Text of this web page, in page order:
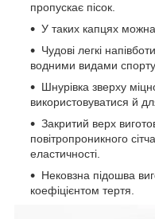
пропускає пісок.
У таких капцях
Чудові легкі
водними видами
Шнурівка зверху
використовуватися й
Закритий верх
повітропроникного
еластичності.
Нековзна підошва
коефіцієнтом тертя.